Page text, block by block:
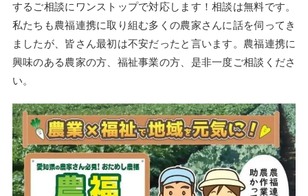
するご相談にワンストップで対応します！相談は無料です。
私たちも農福連携に取り組む多くの農家さんに話を伺ってき
ましたが、皆さん最初は不安だったと言います。農福連携に
興味のある農家の方、福祉事業の方、是非一度ご相談くださ
い。